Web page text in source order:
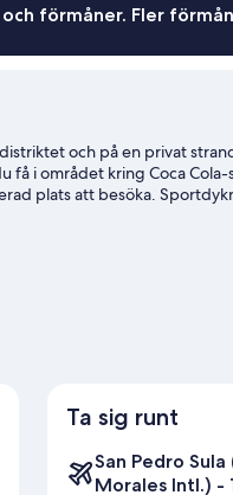
förmåner. Fler
och på en privat
få i området kring Coca
plats att besöka.
du föredrar att stanna på
Ta sig runt
San Pedro
Morales Intl.) -